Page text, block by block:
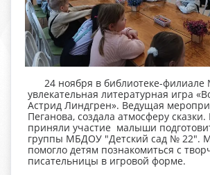
24 ноября в библиотеке-филиале
увлекательная литературная игра
Астрид Линдгрен». Ведущая
Пеганова, создала атмосферу сказки.
приняли участие малыши
группы МБДОУ "Детский сад № 22".
помогло детям познакомиться с
писательницы в игровой форме.